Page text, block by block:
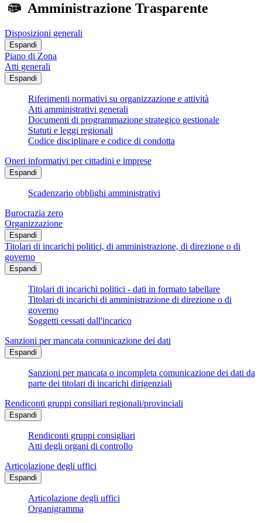
Amministrazione Trasparente
Disposizioni generali
Espandi
Piano di Zona
Atti generali
Espandi
Riferimenti normativi su organizzazione e attività
Atti amministrativi generali
Documenti di programmazione strategico gestionale
Statuti e leggi regionali
Codice disciplinare e codice di condotta
Oneri informativi per cittadini e imprese
Espandi
Scadenzario obblighi amministrativi
Burocrazia zero
Organizzazione
Espandi
Titolari di incarichi politici, di amministrazione, di direzione o di
governo
Espandi
Titolari di incarichi politici - dati in formato tabellare
Titolari di incarichi di amministrazione di direzione o di
governo
Soggetti cessati dall'incarico
Sanzioni per mancata comunicazione dei dati
Espandi
Sanzioni per mancata o incompleta comunicazione dei dati da
parte dei titolari di incarichi dirigenziali
Rendiconti gruppi consiliari regionali/provinciali
Espandi
Rendiconti gruppi consigliari
Atti degli organi di controllo
Articolazione degli uffici
Espandi
Articolazione degli uffici
Organigramma